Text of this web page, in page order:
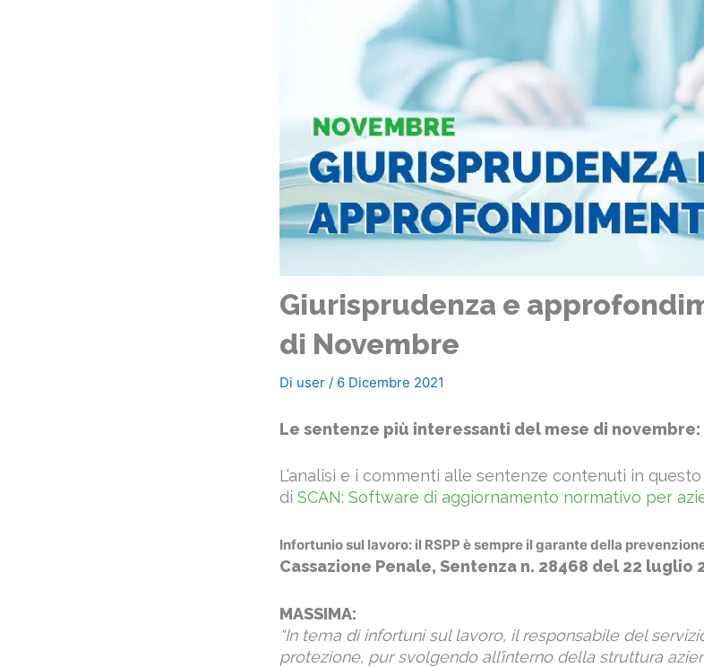
Giurisprudenza e
di Novembre
Di user / 6 Dicembre 2021
Le sentenze più interessanti del mese di
L’analisi e i commenti alle sentenze contenuti in
di SCAN: Software di aggiornamento normativo per
Infortunio sul lavoro: il RSPP è sempre il garante della
Cassazione Penale, Sentenza n. 28468 del 22 luglio
MASSIMA:
“In tema di infortuni sul lavoro, il responsabile del
protezione, pur svolgendo all’interno della struttura